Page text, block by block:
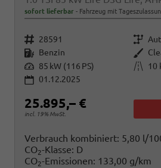
sofort lieferbar Fahrzeug mit
Fahrzeugnr. 28591 Getriebe
Kraftstoff Benzin Außenfarbe
Leistung 85 kW (116 PS) Kilometerstand
10
01.12.2025
25.895,– €
incl. 19% MwSt.
Verbrauch kombiniert: 5,80 l/
CO2-Klasse: D
CO2-Emissionen: 133,00 g/km